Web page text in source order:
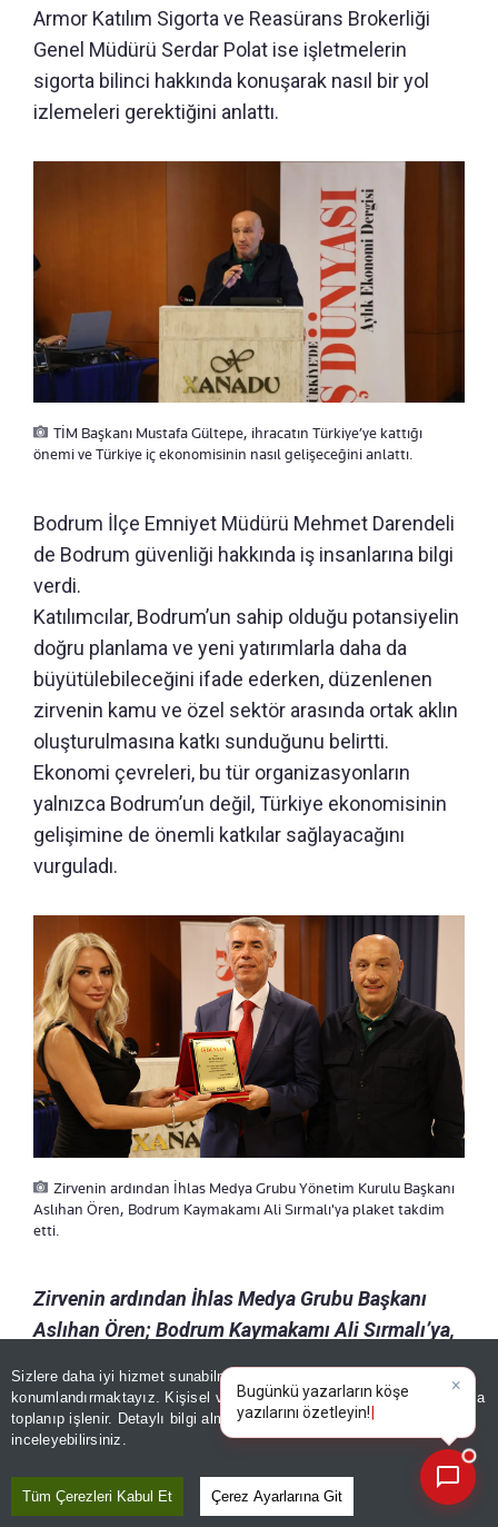
Sizlere daha iyi hizmet sunabilmek adına sitemizde
konumlandırmaktayız. Kişisel verileriniz, KVKK ve GDPR kapsamında
toplanıp işlenir. Detaylı bilgi almak içinAydınlatma Metnimizi
inceleyebilirsiniz.
Tüm Çerezleri Kabul Et Çerez Ayarlarına Git
Armor Katılım Sigorta ve Reasürans Brokerliği
Genel Müdürü Serdar Polat ise işletmelerin
sigorta bilinci hakkında konuşarak nasıl bir yol
izlemeleri gerektiğini anlattı.
TİM Başkanı Mustafa Gültepe, ihracatın Türkiye’ye kattığı
önemi ve Türkiye iç ekonomisinin nasıl gelişeceğini anlattı.
Bodrum İlçe Emniyet Müdürü Mehmet Darendeli
de Bodrum güvenliği hakkında iş insanlarına bilgi
verdi.
Katılımcılar, Bodrum’un sahip olduğu potansiyelin
doğru planlama ve yeni yatırımlarla daha da
büyütülebileceğini ifade ederken, düzenlenen
zirvenin kamu ve özel sektör arasında ortak aklın
oluşturulmasına katkı sunduğunu belirtti.
Ekonomi çevreleri, bu tür organizasyonların
yalnızca Bodrum’un değil, Türkiye ekonomisinin
gelişimine de önemli katkılar sağlayacağını
vurguladı.
Zirvenin ardından İhlas Medya Grubu Yönetim Kurulu Başkanı
Aslıhan Ören, Bodrum Kaymakamı Ali Sırmalı'ya plaket takdim
etti.
Zirvenin ardından İhlas Medya Grubu Başkanı
Aslıhan Ören; Bodrum Kaymakamı Ali Sırmalı’ya,
Darendeli’ye ve Oğuz Holding Yönetim Kurulu
Başkanı Hulusi Oğuz’a plaket takdim etti.
katılımcılara ise Bodrum Kaymakamı Ali Sırmalı
plaket takdim etti. Katılımcılarla toplu fotoğraf
çekiminin ardından "Ekonomiye Yön Verenler
Bugünkü yazarların